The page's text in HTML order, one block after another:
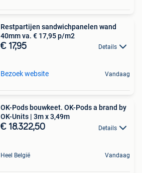
Restpartijen sandwichpanelen wand
40mm va. € 17,95 p/m2
€ 17,95 Details
Bezoek website Vandaag
OK-Pods bouwkeet. OK-Pods a brand by
OK-Units | 3m x 3,49m
€ 18.322,50 Details
Heel België Vandaag